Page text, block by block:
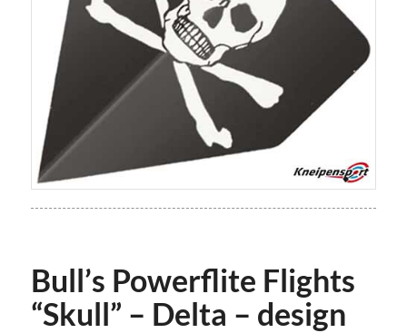
Bull’s Powerflite Flights
“Skull” – Delta – design